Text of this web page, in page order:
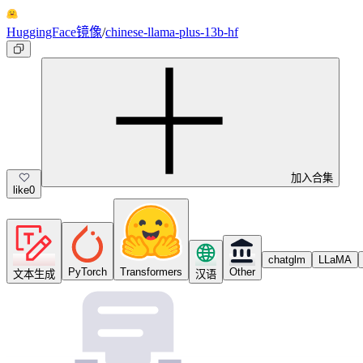
HuggingFace镜像/chinese-llama-plus-13b-hf
like0
加入合集
文本生成 PyTorch Transformers 汉语 Other
chatglm LLaMA